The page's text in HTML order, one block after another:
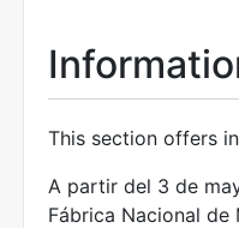
This section offers
A partir del 3 de
Fábrica Nacional de